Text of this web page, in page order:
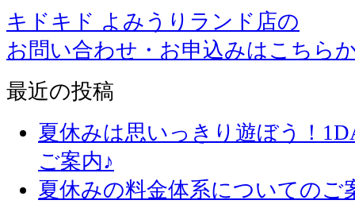
キドキド よみうりランド店の
お問い合わせ・お申込みはこちら
最近の投稿
夏休みは思いっきり遊ぼう！
ご案内♪
夏休みの料金体系についてのご